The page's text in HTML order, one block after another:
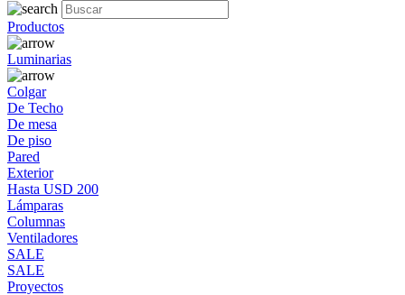
Productos
Luminarias
Colgar
De Techo
De mesa
De piso
Pared
Exterior
Hasta USD 200
Lámparas
Columnas
Ventiladores
SALE
SALE
Proyectos